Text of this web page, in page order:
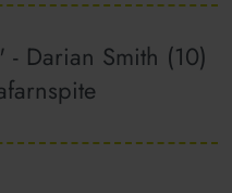
Darian Smith (10)